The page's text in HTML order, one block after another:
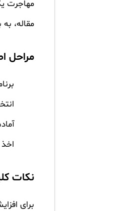
مهاجرت
مقاله،
مراحل
اخذ
نکات
برای